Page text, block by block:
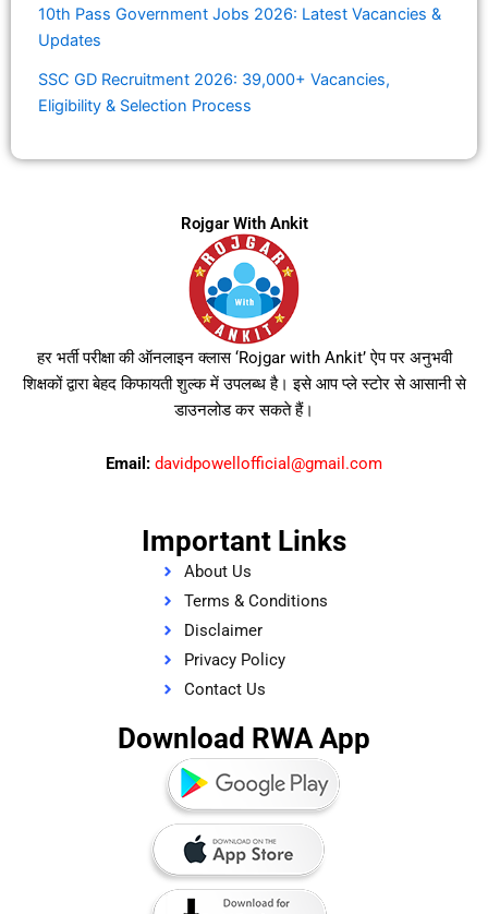
10th Pass Government Jobs 2026: Latest Vacancies &
Updates
SSC GD Recruitment 2026: 39,000+ Vacancies,
Eligibility & Selection Process
Rojgar With Ankit
हर भर्ती परीक्षा की ऑनलाइन क्लास ‘Rojgar with Ankit’ ऐप पर अनुभवी
शिक्षकों द्वारा बेहद किफायती शुल्क में उपलब्ध है। इसे आप प्ले स्टोर से आसानी से
डाउनलोड कर सकते हैं।
Email: davidpowellofficial@gmail.com
Important Links
About Us
Terms & Conditions
Disclaimer
Privacy Policy
Contact Us
Download RWA App